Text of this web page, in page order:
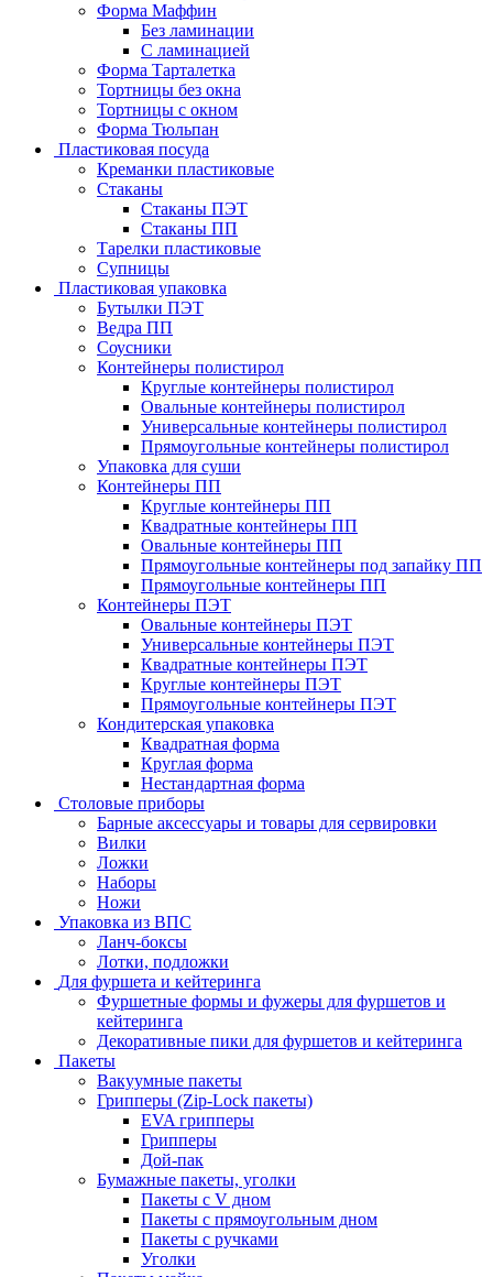
Форма Маффин
Без ламинации
С ламинацией
Форма Тарталетка
Тортницы без окна
Тортницы с окном
Форма Тюльпан
Пластиковая посуда
Креманки пластиковые
Стаканы
Стаканы ПЭТ
Стаканы ПП
Тарелки пластиковые
Супницы
Пластиковая упаковка
Бутылки ПЭТ
Ведра ПП
Соусники
Контейнеры полистирол
Круглые контейнеры полистирол
Овальные контейнеры полистирол
Универсальные контейнеры полистирол
Прямоугольные контейнеры полистирол
Упаковка для суши
Контейнеры ПП
Круглые контейнеры ПП
Квадратные контейнеры ПП
Овальные контейнеры ПП
Прямоугольные контейнеры под запайку ПП
Прямоугольные контейнеры ПП
Контейнеры ПЭТ
Овальные контейнеры ПЭТ
Универсальные контейнеры ПЭТ
Квадратные контейнеры ПЭТ
Круглые контейнеры ПЭТ
Прямоугольные контейнеры ПЭТ
Кондитерская упаковка
Квадратная форма
Круглая форма
Нестандартная форма
Столовые приборы
Барные аксессуары и товары для сервировки
Вилки
Ложки
Наборы
Ножи
Упаковка из ВПС
Ланч-боксы
Лотки, подложки
Для фуршета и кейтеринга
Фуршетные формы и фужеры для фуршетов и
кейтеринга
Декоративные пики для фуршетов и кейтеринга
Пакеты
Вакуумные пакеты
Грипперы (Zip-Lock пакеты)
EVA грипперы
Грипперы
Дой-пак
Бумажные пакеты, уголки
Пакеты с V дном
Пакеты с прямоугольным дном
Пакеты с ручками
Уголки